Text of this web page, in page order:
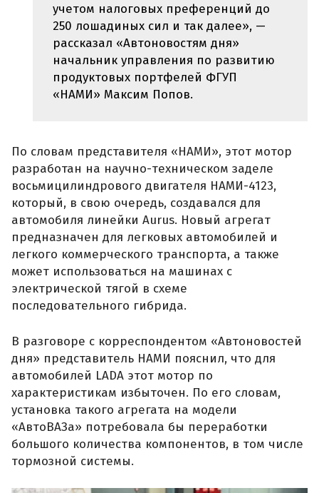
учетом налоговых преференций до
250 лошадиных сил и так далее», —
рассказал «Автоновостям дня»
начальник управления по развитию
продуктовых портфелей ФГУП
«НАМИ» Максим Попов.
По словам представителя «НАМИ», этот мотор
разработан на научно-техническом заделе
восьмицилиндрового двигателя НАМИ-4123,
который, в свою очередь, создавался для
автомобиля линейки Aurus. Новый агрегат
предназначен для легковых автомобилей и
легкого коммерческого транспорта, а также
может использоваться на машинах с
электрической тягой в схеме
последовательного гибрида.
В разговоре с корреспондентом «Автоновостей
дня» представитель НАМИ пояснил, что для
автомобилей LADA этот мотор по
характеристикам избыточен. По его словам,
установка такого агрегата на модели
«АвтоВАЗа» потребовала бы переработки
большого количества компонентов, в том числе
тормозной системы.